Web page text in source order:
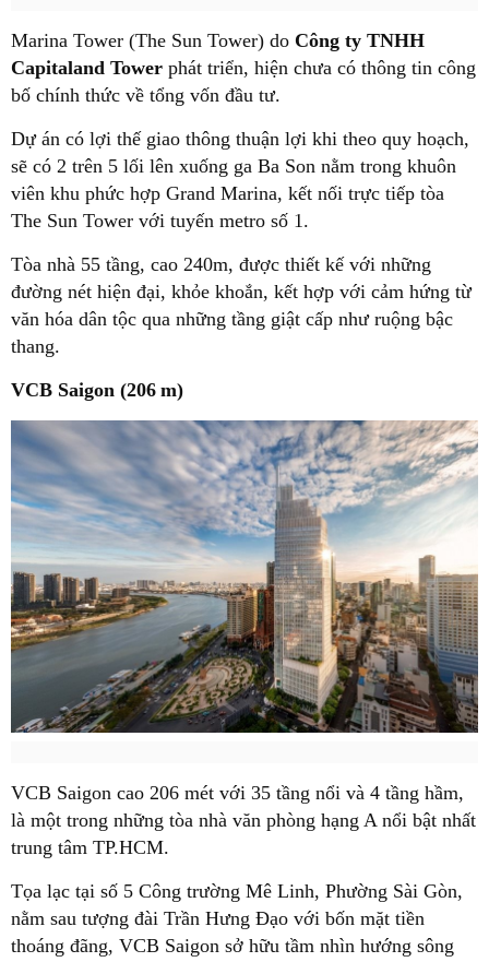
Marina Tower ( The Sun Tower) do Công ty TNHH
Capitaland Tower phát triển, hiện chưa có thông tin công
bố chính thức về tổng vốn đầu tư.
Dự án có lợi thế giao thông thuận lợi khi theo quy hoạch,
sẽ có 2 trên 5 lối lên xuống ga Ba Son nằm trong khuôn
viên khu phức hợp Grand Marina, kết nối trực tiếp tòa
The Sun Tower với tuyến metro số 1.
Tòa nhà 55 tầng, cao 240m, được thiết kế với những
đường nét hiện đại, khỏe khoắn, kết hợp với cảm hứng từ
văn hóa dân tộc qua những tầng giật cấp như ruộng bậc
thang.
VCB Saigon (206 m)
VCB Saigon cao 206 mét với 35 tầng nổi và 4 tầng hầm,
là một trong những tòa nhà văn phòng hạng A nổi bật nhất
trung tâm TP.HCM.
Tọa lạc tại số 5 Công trường Mê Linh, Phường Sài Gòn,
nằm sau tượng đài Trần Hưng Đạo với bốn mặt tiền
thoáng đãng, VCB Saigon sở hữu tầm nhìn hướng sông